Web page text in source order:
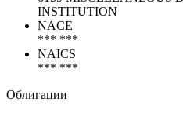
INSTITUTION
NACE
*** ***
NAICS
*** ***
Облигации